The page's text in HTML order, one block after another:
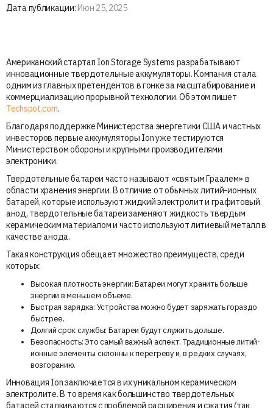
Дата публикации: Июн 25, 2025
Американский стартап Ion Storage Systems разрабатывают
инновационные твердотельные аккумуляторы. Компания стала
одним из главных претендентов в гонке за масштабирование и
коммерциализацию прорывной технологии. Об этом пишет
Techspot.com.
Благодаря поддержке Министерства энергетики США и частных
инвесторов первые аккумуляторы Ion уже тестируются
Министерством обороны и крупными производителями
электроники.
Твердотельные батареи часто называют «святым Граалем» в
области хранения энергии. В отличие от обычных литий-ионных
батарей, которые используют жидкий электролит и графитовый
анод, твердотельные батареи заменяют жидкость твердым
керамическим материалом и часто используют литиевый металл в
качестве анода.
Такая конструкция обещает множество преимуществ, среди
которых:
Высокая плотность энергии: Батареи могут хранить больше
энергии в меньшем объеме.
Быстрая зарядка: Устройства можно будет заряжать гораздо
быстрее.
Долгий срок службы: Батареи будут служить дольше.
Безопасность: Это самый важный аспект. Традиционные литий-
ионные элементы склонны к перегреву и, в редких случаях,
возгоранию.
Инновация Ion заключается в их уникальном керамическом
электролите. В то время как большинство твердотельных
батарей сталкиваются с проблемой расширения и сжатия (так